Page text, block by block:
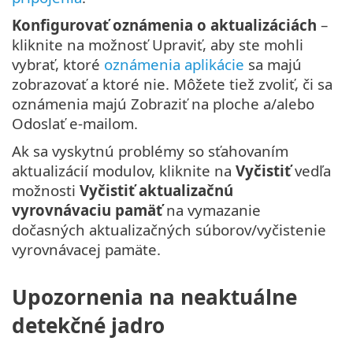
Konfigurovať oznámenia o aktualizáciách –
kliknite na možnosť Upraviť, aby ste mohli
vybrať, ktoré oznámenia aplikácie sa majú
zobrazovať a ktoré nie. Môžete tiež zvoliť, či sa
oznámenia majú Zobraziť na ploche a/alebo
Odoslať e-mailom.
Ak sa vyskytnú problémy so sťahovaním
aktualizácií modulov, kliknite na Vyčistiťvedľa
možnosti Vyčistiť aktualizačnú
vyrovnávaciu pamäťna vymazanie
dočasných aktualizačných súborov/vyčistenie
vyrovnávacej pamäte.
Upozornenia na neaktuálne
detekčné jadro